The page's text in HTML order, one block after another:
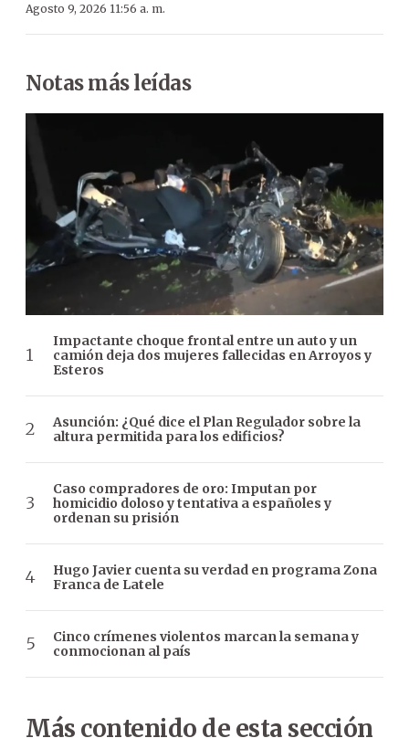
Agosto 9, 2026 11:56 a. m.
Notas más leídas
Impactante choque frontal entre un auto y un
camión deja dos mujeres fallecidas en Arroyos y
Esteros
Asunción: ¿Qué dice el Plan Regulador sobre la
altura permitida para los edificios?
Caso compradores de oro: Imputan por
homicidio doloso y tentativa a españoles y
ordenan su prisión
Hugo Javier cuenta su verdad en programa Zona
Franca de Latele
Cinco crímenes violentos marcan la semana y
conmocionan al país
Más contenido de esta sección